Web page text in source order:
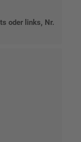
oder links, Nr.